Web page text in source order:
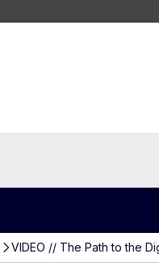
VIDEO // The Path to the